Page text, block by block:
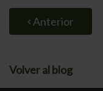
Anterior
Volver al blog